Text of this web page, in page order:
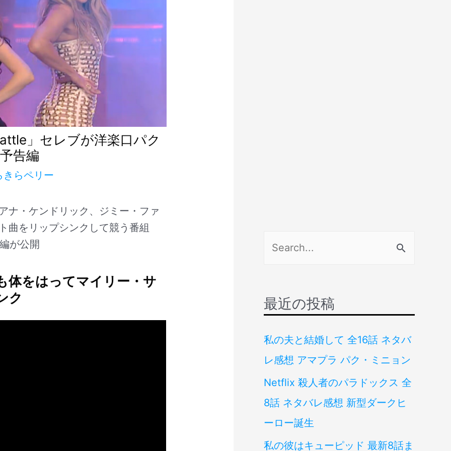
」セレブが洋楽口パク
告編
きらペリー
ナ・ケンドリック、ジミー・ファ
曲をリップシンクして競う番組
が公開
体をはってマイリー・サ
ク
象
最近の投稿
私の夫と結婚して 全16話 ネタバ
レ感想 アマプラ パク・ミニョン
Netflix 殺人者のパラドックス 全
8話 ネタバレ感想 新型ダークヒ
ーロー誕生
私の彼はキューピッド 最新8話ま